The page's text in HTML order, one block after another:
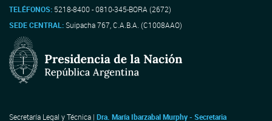
TELÉFONOS: 5218-8400 - 0810-345-BORA (2672)
SEDE CENTRAL:Suipacha 767, C.A.B.A. (C1008AAO)
Secretaría Legal y Técnica | Dra. María Ibarzabal Murphy - Secretaria